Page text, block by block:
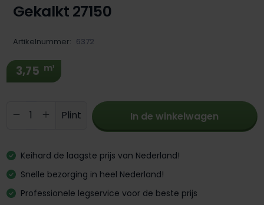
Gekalkt 27150
Artikelnummer: 6372
3,75 m¹
Producthoeveelheid: Voer de
Plint In de winkelwagen
Keihard de laagste prijs van Nederland!
Snelle bezorging in heel Nederland!
Professionele legservice voor de beste prijs